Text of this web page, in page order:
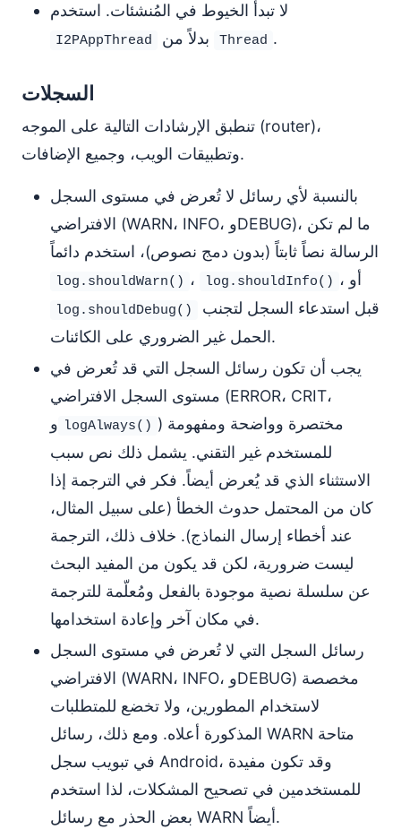
لا تبدأ الخيوط في المُنشئات. استخدم
I2PAppThread Thread .
السجلات
تنطبق الإرشادات التالية على الموجه (router)،
وتطبيقات الويب، وجميع الإضافات.
بالنسبة لأي رسائل لا تُعرض في مستوى السجل
الافتراضي (WARN، INFO، وDEBUG)، ما لم تكن
الرسالة نصاً ثابتاً (بدون دمج نصوص)، استخدم دائماً
log.shouldWarn() ، log.shouldInfo() ، أو
log.shouldDebug()
الحمل غير الضروري على الكائنات.
يجب أن تكون رسائل السجل التي قد تُعرض في
مستوى السجل الافتراضي (ERROR، CRIT،
و logAlways() ) مختصرة وواضحة ومفهومة
للمستخدم غير التقني. يشمل ذلك نص سبب
الاستثناء الذي قد يُعرض أيضاً. فكر في الترجمة إذا
كان من المحتمل حدوث الخطأ (على سبيل المثال،
عند أخطاء إرسال النماذج). خلاف ذلك، الترجمة
ليست ضرورية، لكن قد يكون من المفيد البحث
عن سلسلة نصية موجودة بالفعل ومُعلّمة للترجمة
في مكان آخر وإعادة استخدامها.
رسائل السجل التي لا تُعرض في مستوى السجل
الافتراضي (WARN، INFO، وDEBUG) مخصصة
لاستخدام المطورين، ولا تخضع للمتطلبات
المذكورة أعلاه. ومع ذلك، رسائل WARN متاحة
في تبويب سجل Android، وقد تكون مفيدة
للمستخدمين في تصحيح المشكلات، لذا استخدم
بعض الحذر مع رسائل WARN أيضاً.